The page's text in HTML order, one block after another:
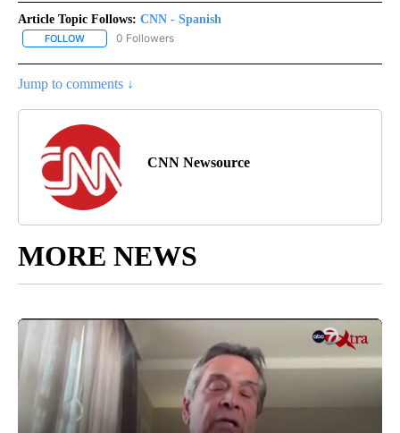
Article Topic Follows: CNN - Spanish
FOLLOW FOLLOW "CNN - SPANISH" TO RECEIVE NOTIFICATIONS ABOUT
0 Followers
Jump to comments ↓
CNN Newsource
MORE NEWS